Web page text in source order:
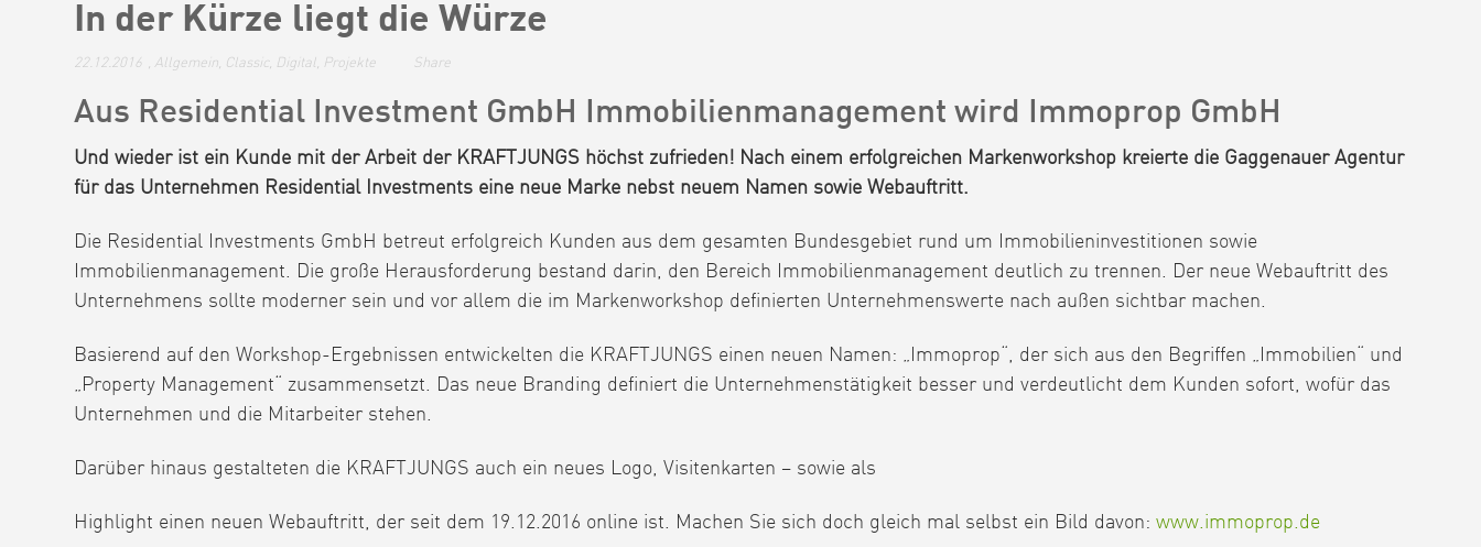
In der Kürze liegt die Würze
22.12.2016 , Allgemein, Classic, Digital, Projekte Share
Aus Residential Investment GmbH Immobilienmanagement wird Immoprop GmbH
Und wieder ist ein Kunde mit der Arbeit der KRAFTJUNGS höchst zufrieden! Nach einem erfolgreichen Markenworkshop kreierte die Gaggenauer Agentur
für das Unternehmen Residential Investments eine neue Marke nebst neuem Namen sowie Webauftritt.
Die Residential Investments GmbH betreut erfolgreich Kunden aus dem gesamten Bundesgebiet rund um Immobilieninvestitionen sowie
Immobilienmanagement. Die große Herausforderung bestand darin, den Bereich Immobilienmanagement deutlich zu trennen. Der neue Webauftritt des
Unternehmens sollte moderner sein und vor allem die im Markenworkshop definierten Unternehmenswerte nach außen sichtbar machen.
Basierend auf den Workshop-Ergebnissen entwickelten die KRAFTJUNGS einen neuen Namen: „Immoprop“, der sich aus den Begriffen „Immobilien“ und
„Property Management“ zusammensetzt. Das neue Branding definiert die Unternehmenstätigkeit besser und verdeutlicht dem Kunden sofort, wofür das
Unternehmen und die Mitarbeiter stehen.
Darüber hinaus gestalteten die KRAFTJUNGS auch ein neues Logo, Visitenkarten – sowie als
Highlight einen neuen Webauftritt, der seit dem 19.12.2016 online ist. Machen Sie sich doch gleich mal selbst ein Bild davon: www.immoprop.de